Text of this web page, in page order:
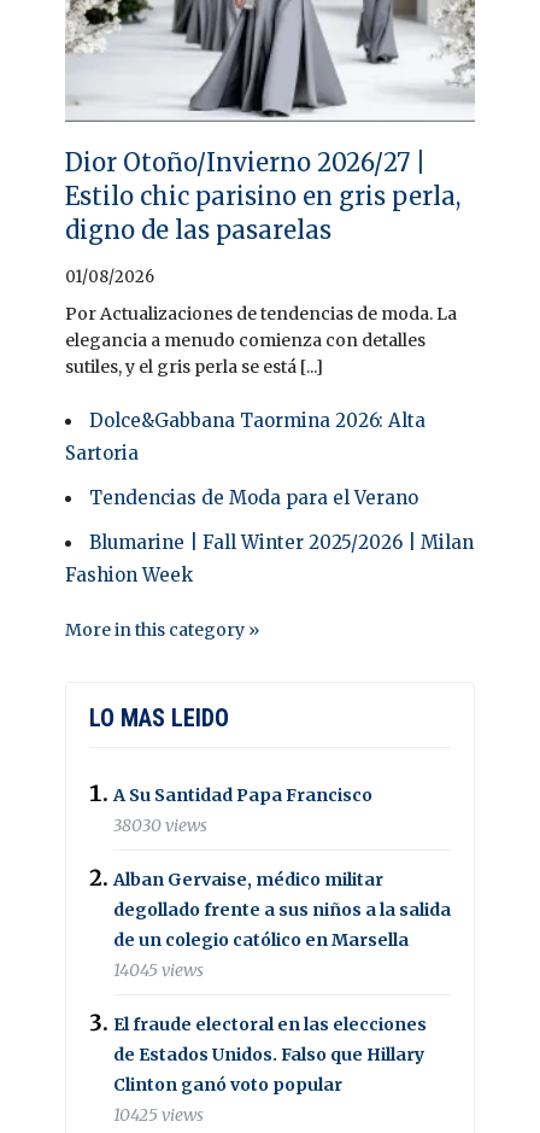
Dior Otoño/Invierno 2026/27 |
Estilo chic parisino en gris perla,
digno de las pasarelas
01/08/2026
Por Actualizaciones de tendencias de moda. La
elegancia a menudo comienza con detalles
sutiles, y el gris perla se está [...]
Dolce&Gabbana Taormina 2026: Alta
Sartoria
Tendencias de Moda para el Verano
Blumarine | Fall Winter 2025/2026 | Milan
Fashion Week
More in this category »
LO MAS LEIDO
A Su Santidad Papa Francisco
38030 views
Alban Gervaise, médico militar
degollado frente a sus niños a la salida
de un colegio católico en Marsella
14045 views
El fraude electoral en las elecciones
de Estados Unidos. Falso que Hillary
Clinton ganó voto popular
10425 views